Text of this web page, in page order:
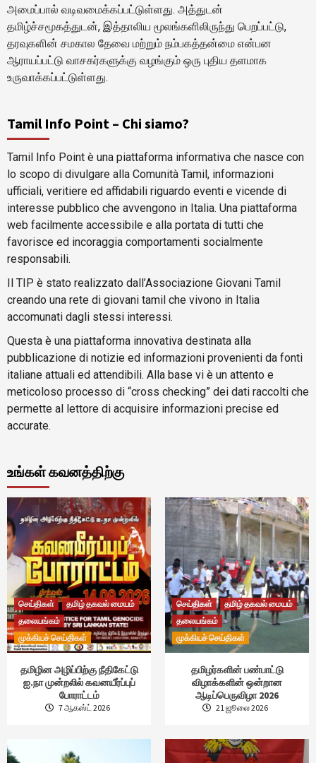
அமைப்பால் வடிவமைக்கப்பட்டுள்ளது. அத்துடன்
தமிழ்ச்சமூகத்துடன், இத்தாலிய மூலங்களிலிருந்து பெறப்பட்டு,
தரவுகளின் சமகால தேவை மற்றும் நம்பகத்தன்மை என்பன
ஆராயப்பட்டு வாசகர்களுக்கு வழங்கும் ஒரு புதிய தளமாக
உருவாக்கப்பட்டுள்ளது.
Tamil Info Point – Chi siamo?
Tamil Info Point è una piattaforma informativa che nasce con
lo scopo di divulgare alla Comunità Tamil, informazioni
ufficiali, veritiere ed affidabili riguardo eventi e vicende di
interesse pubblico che avvengono in Italia. Una piattaforma
web facilmente accessibile e alla portata di tutti che
favorisce ed incoraggia comportamenti socialmente
responsabili.
Il TIP è stato realizzato dall’Associazione Giovani Tamil
creando una rete di giovani tamil che vivono in Italia
accomunati dagli stessi interessi.
Questa è una piattaforma innovativa destinata alla
pubblicazione di notizie ed informazioni provenienti da fonti
italiane attuali ed attendibili. Alla base vi è un attento e
meticoloso processo di “cross checking” dei dati raccolti che
permette al lettore di acquisire informazioni precise ed
accurate.
உங்கள் கவனத்திற்கு
செய்திகள்
தமிழ் தகவல் மையம்
தலையங்கம்
முக்கியச் செய்திகள்
தமிழின அழிப்பிற்கு நீதிகேட்டு
ஐ.நா முன்றலில் கவனயீர்ப்புப்
போராட்டம்
7 ஆகஸ்ட் 2026
செய்திகள்
தமிழ் தகவல் மையம்
தலையங்கம்
முக்கியச் செய்திகள்
தமிழர்களின் பண்பாட்டு
விழாக்களின் ஒன்றான
ஆடிப்பெருவிழா 2026
21 ஜூலை 2026